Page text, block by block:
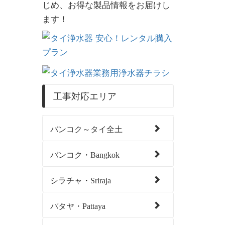
じめ、お得な製品情報をお届けし
ます！
工事対応エリア
バンコク～タイ全土
バンコク・Bangkok
シラチャ・Sriraja
パタヤ・Pattaya